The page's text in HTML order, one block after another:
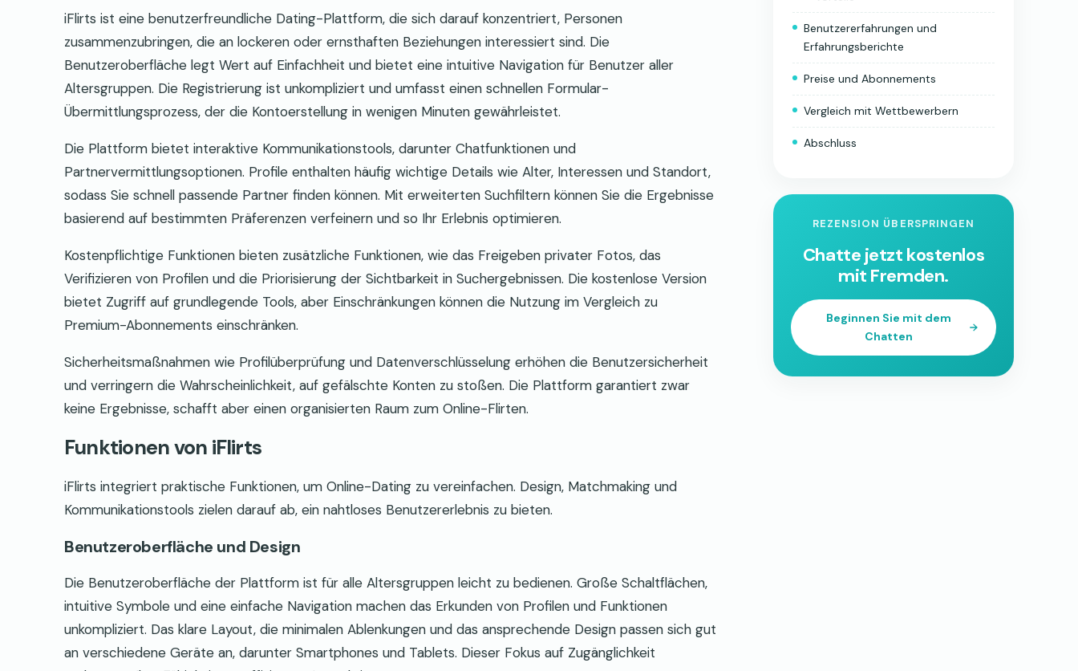
iFlirts ist eine benutzerfreundliche Dating-Plattform, die sich darauf konzentriert, Personen
zusammenzubringen, die an lockeren oder ernsthaften Beziehungen interessiert sind. Die
Benutzeroberfläche legt Wert auf Einfachheit und bietet eine intuitive Navigation für Benutzer aller
Altersgruppen. Die Registrierung ist unkompliziert und umfasst einen schnellen Formular-
Übermittlungsprozess, der die Kontoerstellung in wenigen Minuten gewährleistet.
Die Plattform bietet interaktive Kommunikationstools, darunter Chatfunktionen und
Partnervermittlungsoptionen. Profile enthalten häufig wichtige Details wie Alter, Interessen und Standort,
sodass Sie schnell passende Partner finden können. Mit erweiterten Suchfiltern können Sie die Ergebnisse
basierend auf bestimmten Präferenzen verfeinern und so Ihr Erlebnis optimieren.
Kostenpflichtige Funktionen bieten zusätzliche Funktionen, wie das Freigeben privater Fotos, das
Verifizieren von Profilen und die Priorisierung der Sichtbarkeit in Suchergebnissen. Die kostenlose Version
bietet Zugriff auf grundlegende Tools, aber Einschränkungen können die Nutzung im Vergleich zu
Premium-Abonnements einschränken.
Sicherheitsmaßnahmen wie Profilüberprüfung und Datenverschlüsselung erhöhen die Benutzersicherheit
und verringern die Wahrscheinlichkeit, auf gefälschte Konten zu stoßen. Die Plattform garantiert zwar
keine Ergebnisse, schafft aber einen organisierten Raum zum Online-Flirten.
Funktionen von iFlirts
iFlirts integriert praktische Funktionen, um Online-Dating zu vereinfachen. Design, Matchmaking und
Kommunikationstools zielen darauf ab, ein nahtloses Benutzererlebnis zu bieten.
Benutzeroberfläche und Design
Die Benutzeroberfläche der Plattform ist für alle Altersgruppen leicht zu bedienen. Große Schaltflächen,
intuitive Symbole und eine einfache Navigation machen das Erkunden von Profilen und Funktionen
unkompliziert. Das klare Layout, die minimalen Ablenkungen und das ansprechende Design passen sich gut
an verschiedene Geräte an, darunter Smartphones und Tablets. Dieser Fokus auf Zugänglichkeit
Benutzererfahrungen und
Erfahrungsberichte
Preise und Abonnements
Vergleich mit Wettbewerbern
Abschluss
REZENSION ÜBERSPRINGEN
Chatte jetzt kostenlos
mit Fremden.
Beginnen Sie mit dem
Chatten